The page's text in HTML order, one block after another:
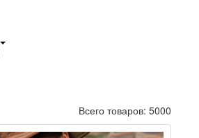
Всего товаров: 5000